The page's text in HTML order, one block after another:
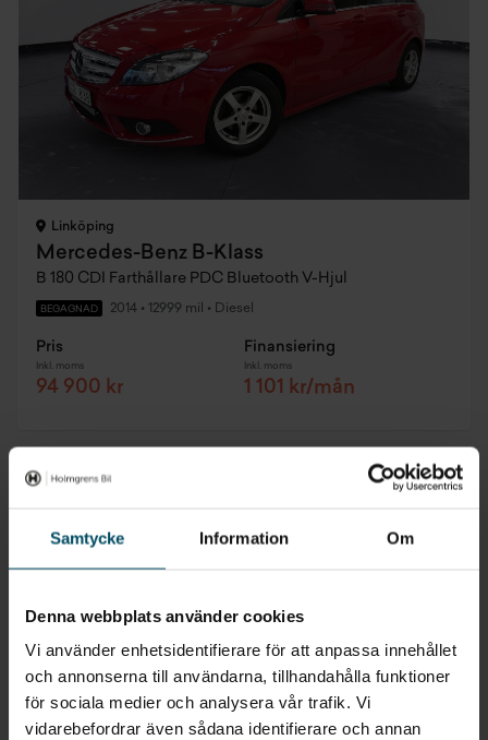
Samtycke Information Om
Denna webbplats använder cookies
Vi använder enhetsidentifierare för att anpassa innehållet
och annonserna till användarna, tillhandahålla funktioner
för sociala medier och analysera vår trafik. Vi
vidarebefordrar även sådana identifierare och annan
Linköping
Mercedes-Benz B-Klass
B 180 CDI Farthållare PDC Bluetooth V-Hjul
BEGAGNAD 2014 • 12999 mil • Diesel
Pris
Inkl. moms
94 900 kr
Finansiering
Inkl. moms
1 101 kr/mån